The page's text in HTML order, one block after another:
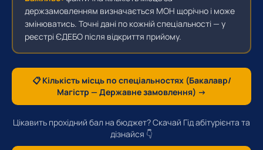
держзамовленням визначається МОН щорічно і може
змінюватись. Точні дані по кожній спеціальності — у
реєстрі ЄДЕБО після відкриття прийому.
📋 Кількість місць по спеціальностях (Бакалавр/
Магістр — Державне замовлення) →
Цікавить прохідний бал на бюджет? Скачай Гід абітурієнта та
дізнайся 👇